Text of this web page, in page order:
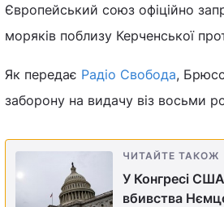
Європейський союз офіційно
моряків поблизу Керченської
Як передає Радіо Свобода,
заборону на видачу віз восьми
ЧИТАЙТЕ ТАКОЖ
У Конгресі
вбивства